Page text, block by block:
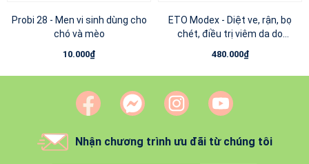
Probi 28 - Men vi sinh dùng cho
chó và mèo
10.000₫
ETO Modex - Diệt ve, rận, bọ
chét, điều trị viêm da do
480.000₫
Nhận chương trình ưu đãi từ chúng tôi